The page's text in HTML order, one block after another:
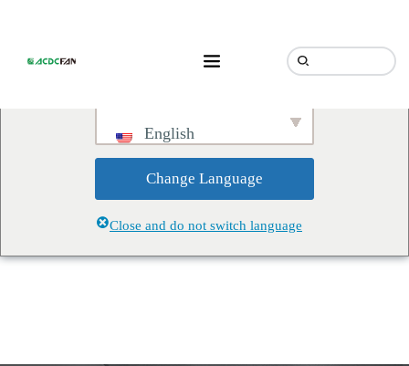
speaking a different language.
Do you want to change to:
English
Change Language
Close and do not switch language